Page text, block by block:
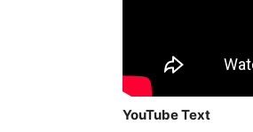
YouTube Text